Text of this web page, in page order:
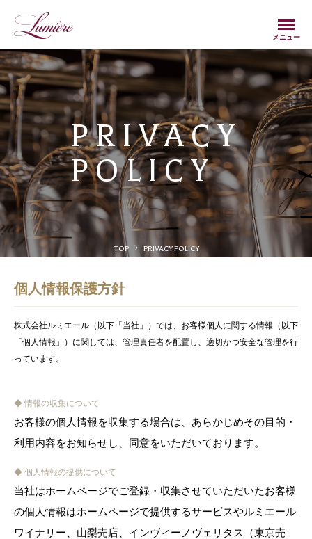
メニュー
PRIVACY
POLICY
TOP PRIVACY POLICY
個人情報保護方針
株式会社ルミエール（以下「当社」）では、お客様個人に関する情報（以下
「個人情報」）に関しては、管理責任者を配置し、適切かつ安全な管理を行
っています。
◆ 情報の収集について
お客様の個人情報を収集する場合は、あらかじめその目的・
利用内容をお知らせし、同意をいただいております。
◆ 個人情報の提供について
当社はホームページでご登録・収集させていただいたお客様
の個人情報はホームページで提供するサービスやルミエール
ワイナリー、山梨売店、インヴィーノヴェリタス（東京売